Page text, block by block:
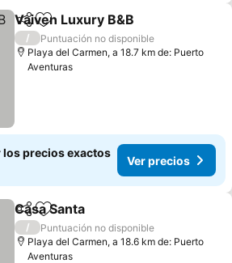
CompartirAgregar a favoritos
Vaiven Luxury B&B
/
Puntuación no disponible
Playa del Carmen, a 18.7 km de: Puerto
Aventuras
los precios exactos
Ver precios
CompartirAgregar a favoritos
Casa Santa
/
Puntuación no disponible
Playa del Carmen, a 18.6 km de: Puerto
Aventuras